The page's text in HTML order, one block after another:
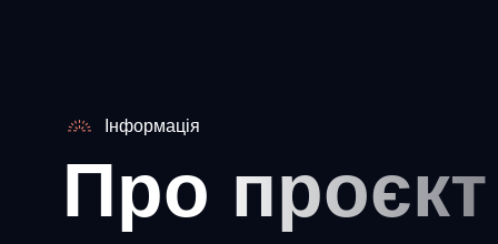
Інформація
Про проєкт